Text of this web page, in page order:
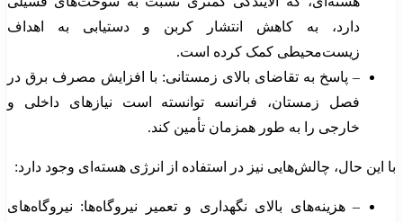
دارد، به کاهش انتشار کربن و دستیابی به اهداف
زیست‌محیطی کمک کرده است.
– پاسخ به تقاضای بالای زمستانی: با افزایش مصرف برق در
فصل زمستان، فرانسه توانسته است نیازهای داخلی و
خارجی را به طور همزمان تأمین کند.
با این حال، چالش‌هایی نیز در استفاده از انرژی هسته‌ای وجود دارد:
– هزینه‌های بالای نگهداری و تعمیر نیروگاه‌ها: نیروگاه‌های